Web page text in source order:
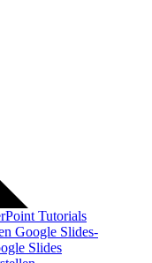
Tutorials
Google Slides-
Slides